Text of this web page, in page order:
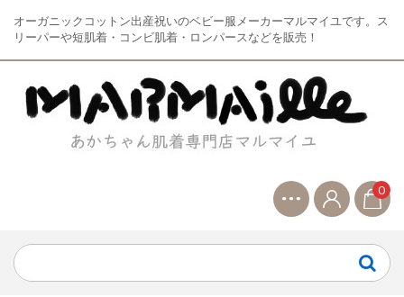
オーガニックコットン出産祝いのベビー服メーカーマルマイユです。ス
リーパーや短肌着・コンビ肌着・ロンパースなどを販売！
0